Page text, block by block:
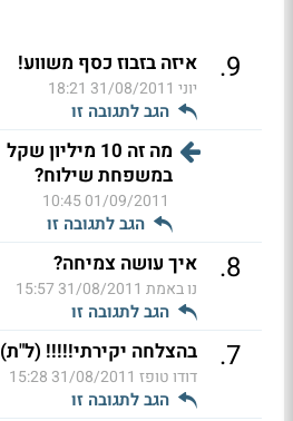
9
. איזה בזבוז כסף משווע!
יוני 31/08/2011 18:21
הגב לתגובה זו
מה זה 10 מיליון שקל
במשפחת שילוח?
01/09/2011 10:45
הגב לתגובה זו
8
. איך עושה צמיחה?
נו באמת 31/08/2011 15:57
הגב לתגובה זו
7
. בהצלחה יקירתי!!!!! (ל"ת)
דודו טופז 31/08/2011 15:28
הגב לתגובה זו